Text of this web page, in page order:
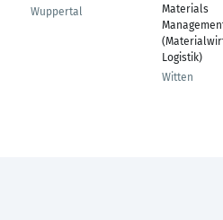
Wuppertal
Materials
Management
Logistik)
Witten